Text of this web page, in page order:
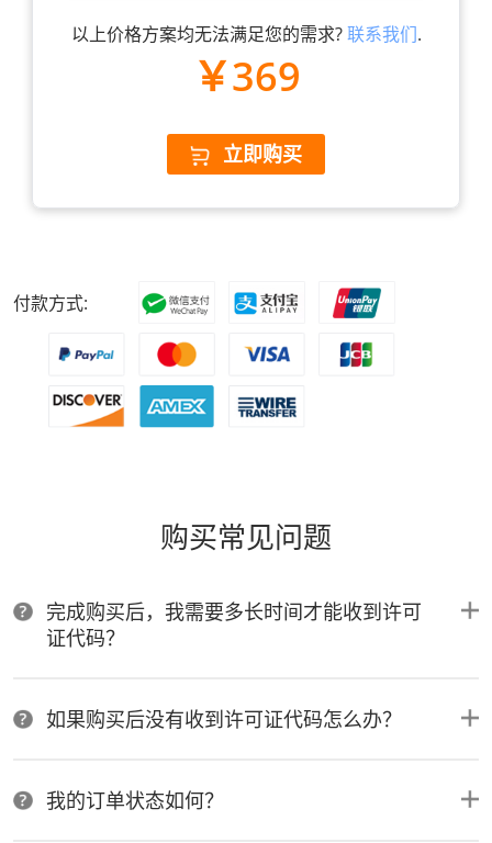
以上价格方案均无法满足您的需求?联系我们.
￥369
立即购买
付款方式:
购买常见问题
完成购买后，我需要多长时间才能收到许可
证代码？
如果购买后没有收到许可证代码怎么办？
我的订单状态如何？